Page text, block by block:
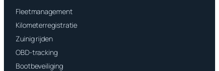
Fleetmanagement
Kilometerregistratie
Zuinig rijden
OBD-tracking
Bootbeveiliging